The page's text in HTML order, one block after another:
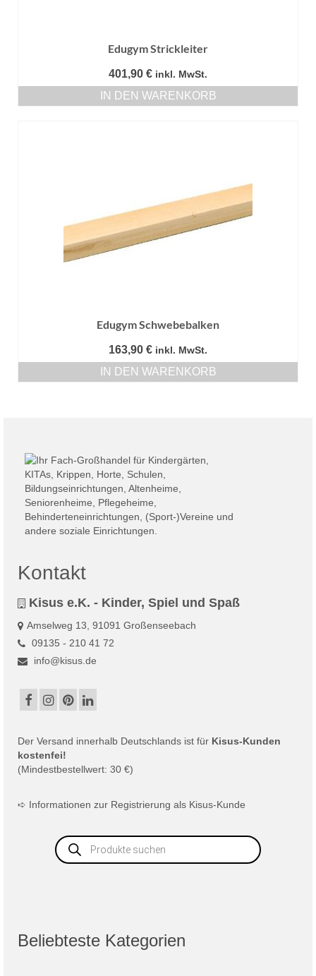
Edugym Strickleiter
401,90 € inkl. MwSt.
IN DEN WARENKORB
Edugym Schwebebalken
163,90 € inkl. MwSt.
IN DEN WARENKORB
Kontakt
Kisus e.K. - Kinder, Spiel und Spaß
Amselweg 13, 91091 Großenseebach
09135 - 210 41 72
info@kisus.de
Der Versand innerhalb Deutschlands ist für Kisus-Kunden
kostenfei!
(Mindestbestellwert: 30 €)
➪ Informationen zur Registrierung als Kisus-Kunde
Products
search
Beliebteste Kategorien